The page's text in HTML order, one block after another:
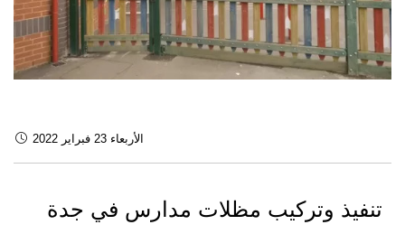
الأربعاء 23 فبراير 2022
تنفيذ وتركيب مظلات مدارس في جدة